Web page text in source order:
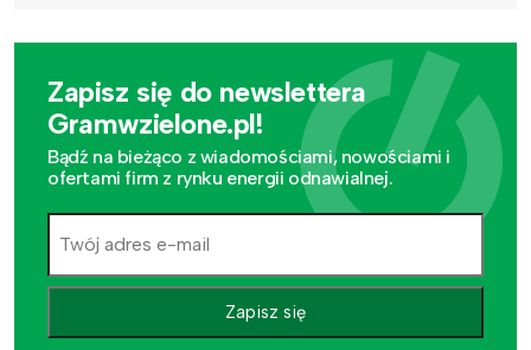
Zapisz się do newslettera
Gramwzielone.pl!
Bądź na bieżąco z wiadomościami, nowościami i
ofertami firm z rynku energii odnawialnej.
Zapisz się